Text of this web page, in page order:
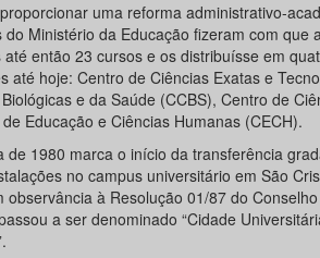
uma reforma administrativo-
do Ministério da Educação fizeram com que
até então 23 cursos e os distribuísse em
até hoje: Centro de Ciências Exatas e
e da Saúde (CCBS), Centro de
Educação e Ciências Humanas (CECH).
de 1980 marca o início da transferência
no campus universitário em São
observância à Resolução 01/87 do
a ser denominado “Cidade